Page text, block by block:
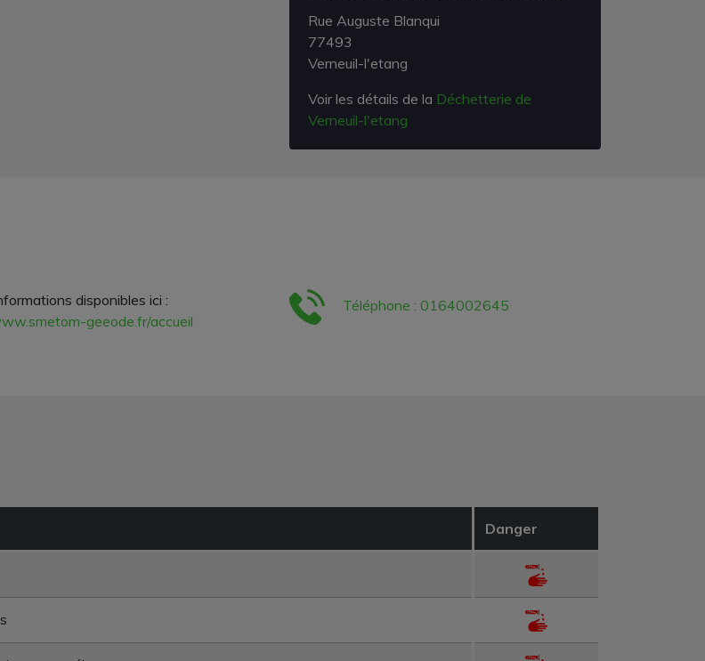
Rue Auguste Blanqui
77493
Verneuil-l'etang
Voir les détails de la Déchetterie de
Verneuil-l'etang
disponibles ici :
geeode.fr/accueil
Téléphone : 0164002645
Danger